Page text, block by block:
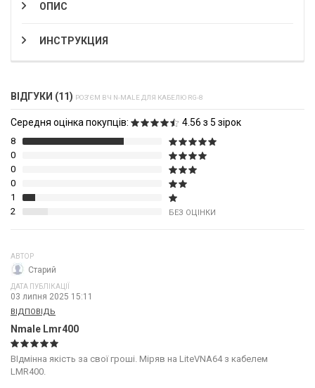
ОПИС
ИНСТРУКЦИЯ
ВІДГУКИ (11) РОЗ'ЄМ ВЧ N-MALE ДЛЯ КАБЕЛЮ RG-8
Середня оцінка покупців: 4.56 з 5 зірок
8
0
0
0
1
2
БЕЗ ОЦІНКИ
АВТОР
Старий
ДАТА ПУБЛІКАЦІЇ
03 липня 2025 15:11
ВІДПОВІДЬ
Nmale Lmr400
ВІдмінна якість за свої гроші. Міряв на LiteVNA64 з кабелем
LMR400.